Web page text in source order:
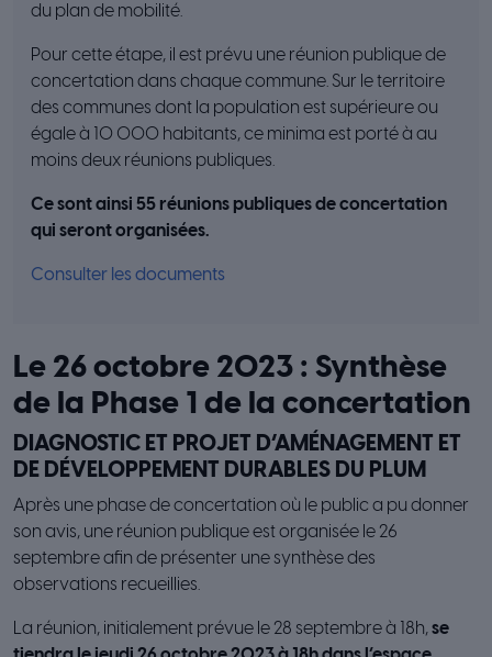
du plan de mobilité.
Pour cette étape, il est prévu une réunion publique de
concertation dans chaque commune. Sur le territoire
des communes dont la population est supérieure ou
égale à 10 000 habitants, ce minima est porté à au
moins deux réunions publiques.
Ce sont ainsi 55 réunions publiques de concertation
qui seront organisées.
Consulter les documents
Le 26 octobre 2023 : Synthèse
de la Phase 1 de la concertation
DIAGNOSTIC ET PROJET D’AMÉNAGEMENT ET
DE DÉVELOPPEMENT DURABLES DU PLUM
Après une phase de concertation où le public a pu donner
son avis, une réunion publique est organisée le 26
septembre afin de présenter une synthèse des
observations recueillies.
La réunion, initialement prévue le 28 septembre à 18h,se